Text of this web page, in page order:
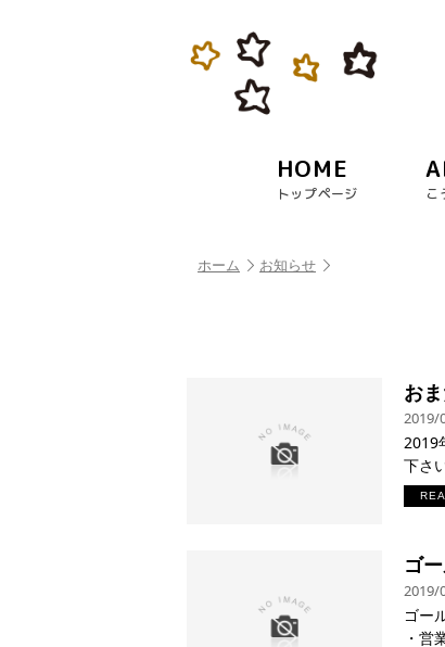
HOME
トップページ こ
ホーム お知らせ
お
2019/
2019
下さ
ゴ
2019/
ゴー
・